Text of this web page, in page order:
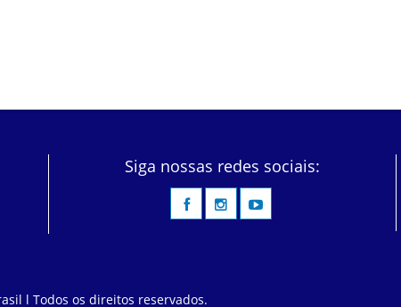
Siga nossas redes sociais:
l Todos os direitos reservados.